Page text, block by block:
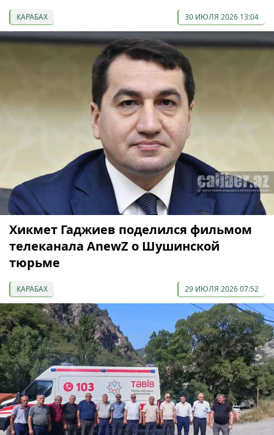
КАРАБАХ 30 ИЮЛЯ 2026 13:04
Хикмет Гаджиев поделился фильмом
телеканала AnewZ о Шушинской
тюрьме
КАРАБАХ 29 ИЮЛЯ 2026 07:52